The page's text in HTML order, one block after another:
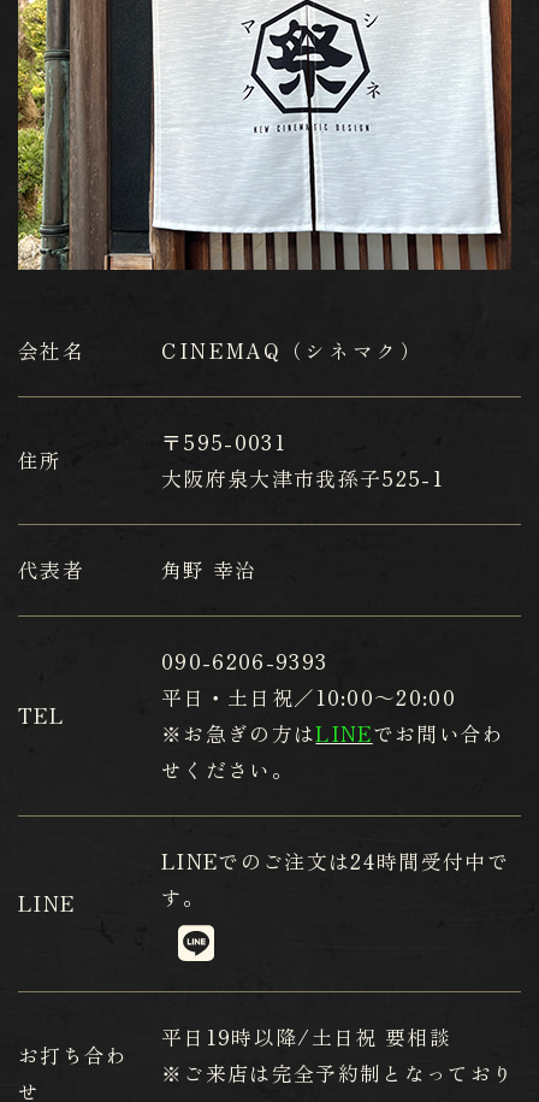
会社名 CINEMAQ（シネマク）
住所
〒595-0031
​​​​​​​大阪府泉大津市我孫子525-1
代表者 角野 幸治
TEL
090-6206-9393
平日・土日祝／10:00～20:00
※お急ぎの方はLINEでお問い合わ
せください。
LINE
LINEでのご注文は24時間受付中で
す。
お打ち合わ
せ
平日19時以降/土日祝 要相談
※ご来店は完全予約制となっており